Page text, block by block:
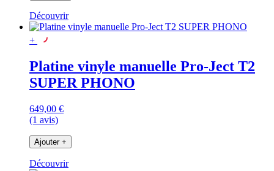
Découvrir
+
Platine vinyle manuelle Pro-Ject T2
SUPER PHONO
649,00 €
(1 avis)
Ajouter +
Découvrir